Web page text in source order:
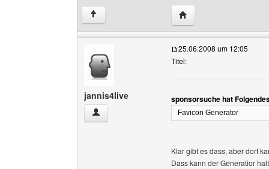
↑ Website dieses
jannis4live
jannis4live Benutzer-Profile anzeigen
25.06.2008 um 12:05
Titel:
sponsorsuche hat
Favicon Generator
Klar gibt es dass, aber dort
Dass kann der Generatior